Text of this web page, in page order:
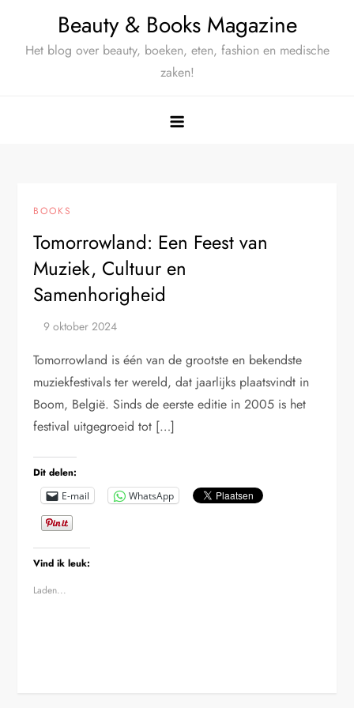
Beauty & Books Magazine
Het blog over beauty, boeken, eten, fashion en medische
zaken!
BOOKS
Tomorrowland: Een Feest van
Muziek, Cultuur en
Samenhorigheid
Tomorrowland is één van de grootste en bekendste
muziekfestivals ter wereld, dat jaarlijks plaatsvindt in
Boom, België. Sinds de eerste editie in 2005 is het
festival uitgegroeid tot […]
Dit delen:
E-mail WhatsApp
Vind ik leuk:
Laden...